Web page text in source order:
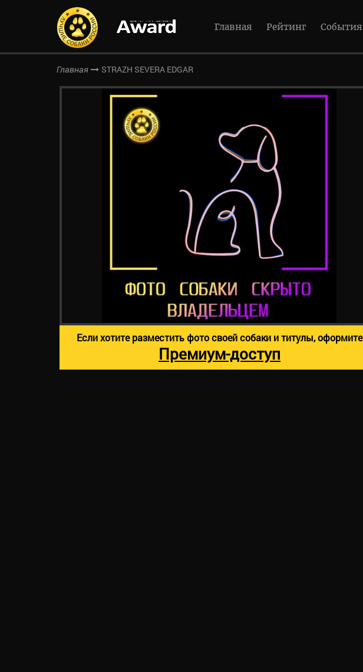
Главная Рейтинг События
Главная STRAZH SEVERA EDGAR
Если хотите разместить фото своей собаки и титулы, оформите
Премиум-доступ